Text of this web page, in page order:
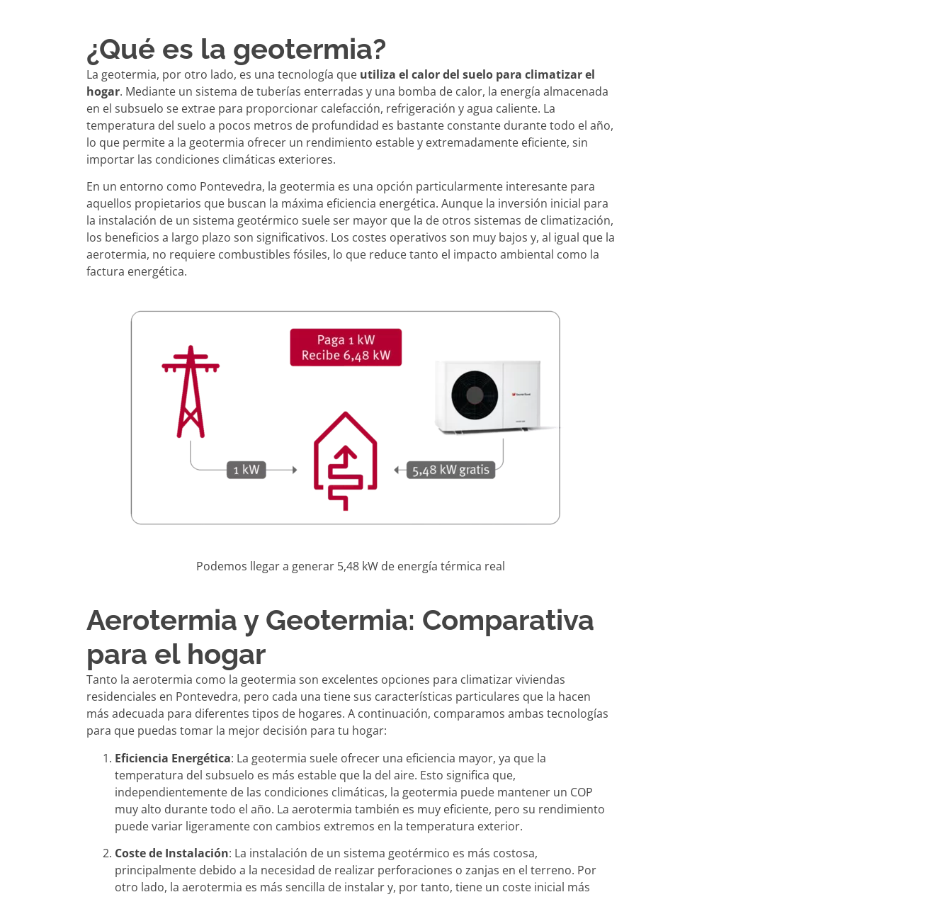
¿Qué es la geotermia?
La geotermia, por otro lado, es una tecnología que utiliza el calor del suelo para climatizar el
hogar. Mediante un sistema de tuberías enterradas y una bomba de calor, la energía almacenada
en el subsuelo se extrae para proporcionar calefacción, refrigeración y agua caliente. La
temperatura del suelo a pocos metros de profundidad es bastante constante durante todo el año,
lo que permite a la geotermia ofrecer un rendimiento estable y extremadamente eficiente, sin
importar las condiciones climáticas exteriores.
En un entorno como Pontevedra, la geotermia es una opción particularmente interesante para
aquellos propietarios que buscan la máxima eficiencia energética. Aunque la inversión inicial para
la instalación de un sistema geotérmico suele ser mayor que la de otros sistemas de climatización,
los beneficios a largo plazo son significativos. Los costes operativos son muy bajos y, al igual que la
aerotermia, no requiere combustibles fósiles, lo que reduce tanto el impacto ambiental como la
factura energética.
Podemos llegar a generar 5,48 kW de energía térmica real
Aerotermia y Geotermia: Comparativa
para el hogar
Tanto la aerotermia como la geotermia son excelentes opciones para climatizar viviendas
residenciales en Pontevedra, pero cada una tiene sus características particulares que la hacen
más adecuada para diferentes tipos de hogares. A continuación, comparamos ambas tecnologías
para que puedas tomar la mejor decisión para tu hogar:
Eficiencia Energética: La geotermia suele ofrecer una eficiencia mayor, ya que la
temperatura del subsuelo es más estable que la del aire. Esto significa que,
independientemente de las condiciones climáticas, la geotermia puede mantener un COP
muy alto durante todo el año. La aerotermia también es muy eficiente, pero su rendimiento
puede variar ligeramente con cambios extremos en la temperatura exterior.
Coste de Instalación: La instalación de un sistema geotérmico es más costosa,
principalmente debido a la necesidad de realizar perforaciones o zanjas en el terreno. Por
otro lado, la aerotermia es más sencilla de instalar y, por tanto, tiene un coste inicial más